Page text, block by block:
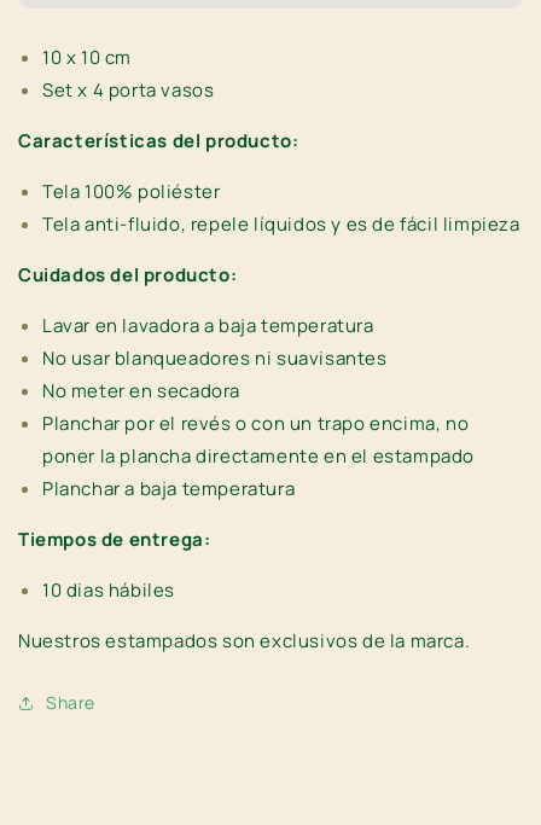
Set
x
x
10 x 10 cm
Set x 4 porta vasos
Características del producto:
Tela 100% poliéster
Tela anti-fluido, repele líquidos y es de fácil limpieza
Cuidados del producto:
Lavar en lavadora a baja temperatura
No usar blanqueadores ni suavisantes
No meter en secadora
Planchar por el revés o con un trapo encima, no
poner la plancha directamente en el estampado
Planchar a baja temperatura
Tiempos de entrega:
10 dias hábiles
Nuestros estampados sonexclusivos de la marca.
Share